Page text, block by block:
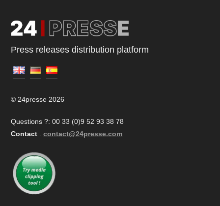
Press releases distribution platform
© 24presse 2026
Questions ?: 00 33 (0)9 52 93 38 78
Contact : contact@24presse.com